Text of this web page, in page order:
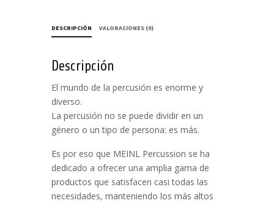
DESCRIPCIÓN VALORACIONES (0)
Descripción
El mundo de la percusión es enorme y
diverso.
La percusión no se puede dividir en un
género o un tipo de persona: es más.
Es por eso que MEINL Percussion se ha
dedicado a ofrecer una amplia gama de
productos que satisfacen casi todas las
necesidades, manteniendo los más altos